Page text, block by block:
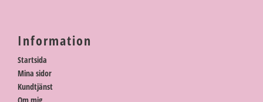
Information
Startsida
Mina sidor
Kundtjänst